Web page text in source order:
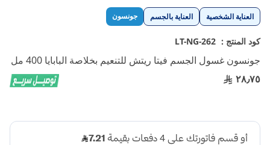
العناية الشخصية العناية بالجسم جونسون
كود المنتج : LT-NG-262
جونسون غسول الجسم فيتا ريتش للتنعيم بخلاصة البابايا 400 مل
٢٨٫٧٥
تخطي
إلى
بداية
معرض
الصور